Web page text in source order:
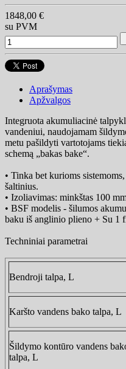
1848,00 €
su PVM
Aprašymas
Apžvalgos
Integruota akumuliacinė
vandeniui, naudojamam
metu pašildyti vartotojams
schemą „bakas bake“.
• Tinka bet kurioms
šaltinius.
• Izoliavimas: minkštas 100
• BSF modelis - šilumos
baku iš anglinio plieno + Su 1
Techniniai parametrai
Bendroji talpa, L
Karšto vandens bako talpa, L
Šildymo kontūro vandens
talpa, L